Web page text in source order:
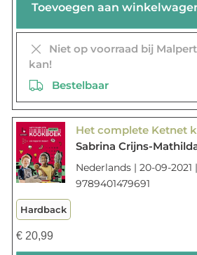
Toevoegen aan
Niet op voorraad bij
kan!
Bestelbaar
Het complete Ketnet
Sabrina Crijns-
Nederlands | 20-09-2021
9789401479691
Hardback
€20,99